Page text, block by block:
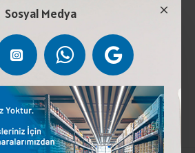
Sosyal Medya
tuz kuru maddesi %3, Asitlik
Serin ve rutubetsiz yerde
Kodeksine uygun üretilmiştir.